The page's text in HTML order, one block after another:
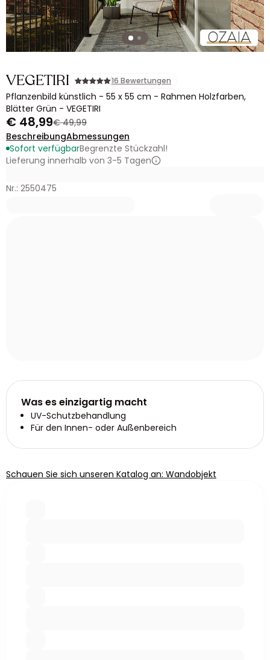
VEGETIRI 16 Bewertungen
Pflanzenbild künstlich - 55 x 55 cm - Rahmen Holzfarben,
Blätter Grün - VEGETIRI
€ 48,99€ 49,99
BeschreibungAbmessungen
Sofort verfügbarBegrenzte Stückzahl!
Lieferung innerhalb von 3-5 Tagen
Nr.: 2550475
Was es einzigartig macht
UV-Schutzbehandlung
Für den Innen- oder Außenbereich
Schauen Sie sich unseren Katalog an: Wandobjekt